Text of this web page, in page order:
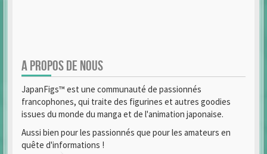
A PROPOS DE NOUS
JapanFigs™ est une communauté de passionnés
francophones, qui traite des figurines et autres goodies
issues du monde du manga et de l'animation japonaise.
Aussi bien pour les passionnés que pour les amateurs en
quête d'informations !